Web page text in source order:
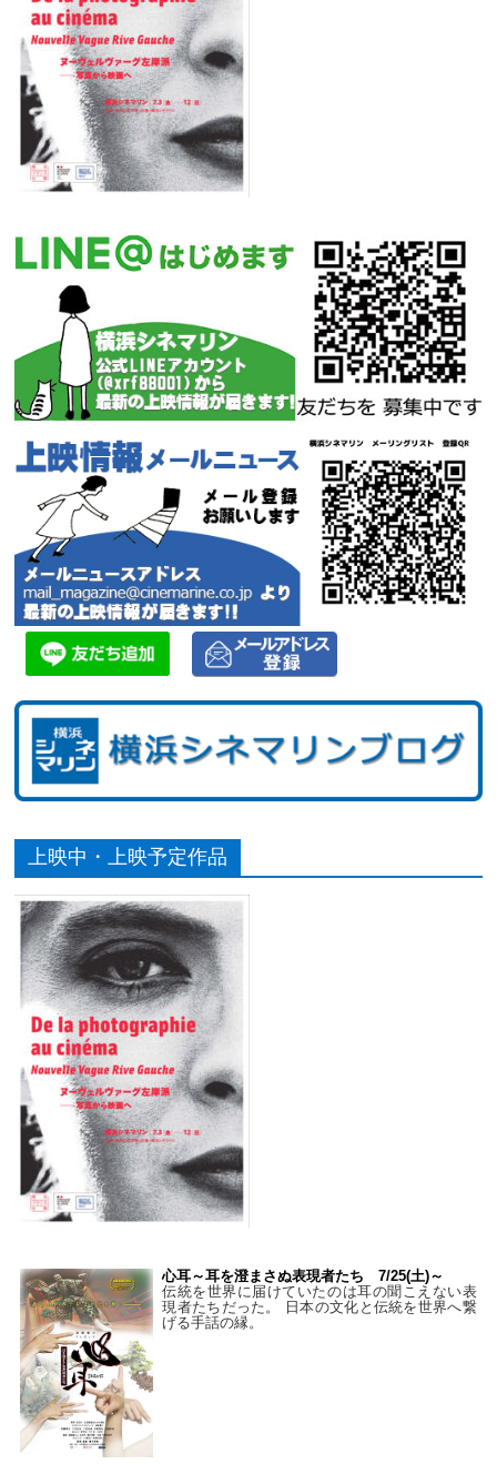
上映中・上映予定作品
心耳～耳を澄まさぬ表現者たち 7/25(土)～
伝統を世界に届けていたのは耳の聞こえない表
現者たちだった。 日本の文化と伝統を世界へ繋
げる手話の縁。